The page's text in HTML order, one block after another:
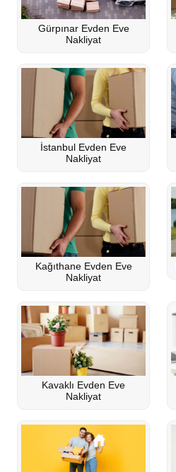
Gürpınar Evden Eve
Nakliyat
İstanbul Evden Eve
Nakliyat
Kağıthane Evden Eve
Nakliyat
Kavaklı Evden Eve
Nakliyat